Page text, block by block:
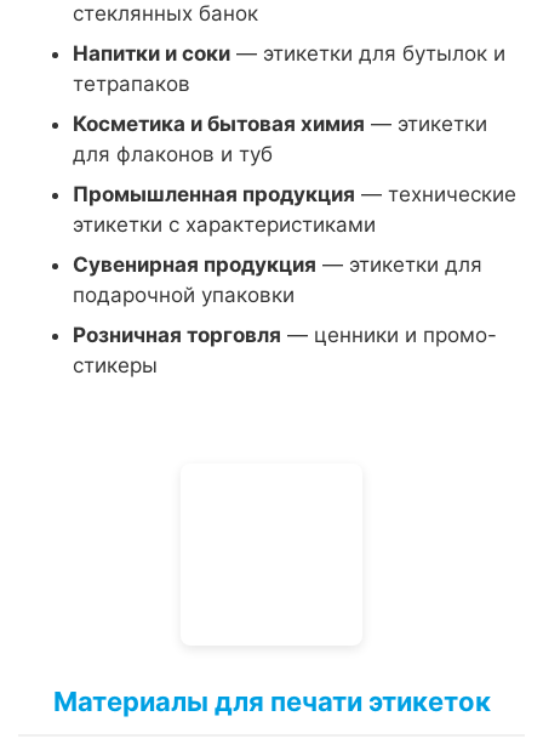
стеклянных банок
Напитки и соки — этикетки для бутылок и
тетрапаков
Косметика и бытовая химия — этикетки
для флаконов и туб
Промышленная продукция — технические
этикетки с характеристиками
Сувенирная продукция — этикетки для
подарочной упаковки
Розничная торговля — ценники и промо-
стикеры
Материалы для печати этикеток